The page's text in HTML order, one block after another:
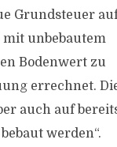
Grundsteuer
unbebautem
Bodenwert zu
errechnet.
auch auf
werden“.